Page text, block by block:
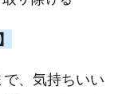
、気持ちいい